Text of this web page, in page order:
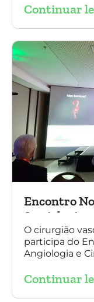
experiência
Daniel Benitti
Fernandes
Continuar
Encontro
Angiologia
O cirurgião
participa do
Angiologia e
aneurisma da
Continuar